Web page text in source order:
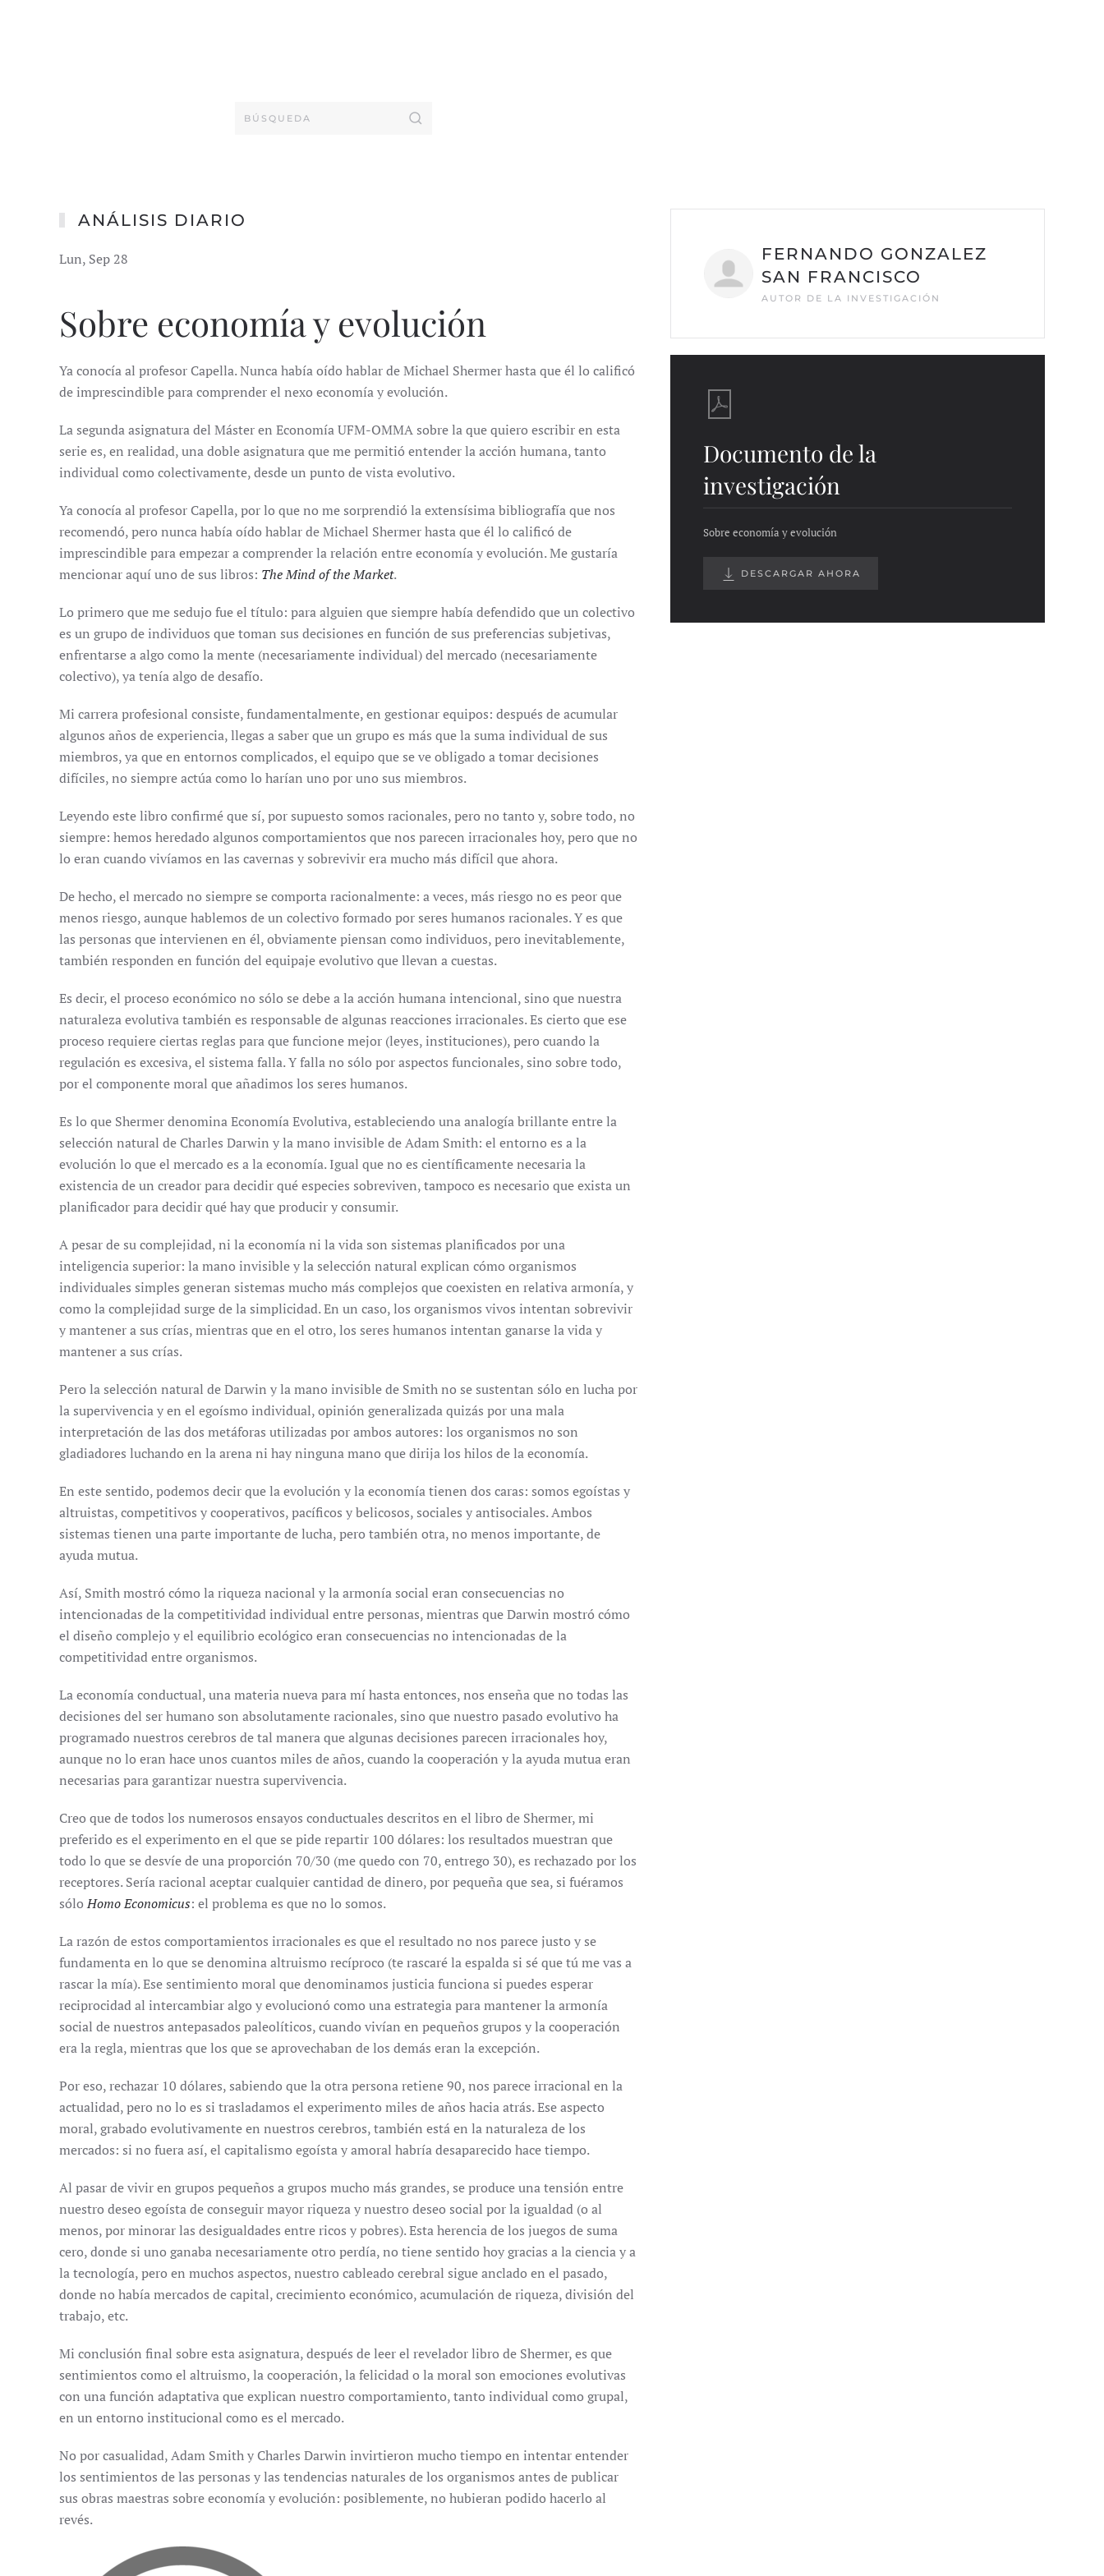
ANÁLISIS DIARIO
Lun, Sep 28
Sobre economía y evolución
Ya conocía al profesor Capella. Nunca había oído hablar de Michael Shermer hasta que él lo calificó
de imprescindible para comprender el nexo economía y evolución.
La segunda asignatura del Máster en Economía UFM-OMMA sobre la que quiero escribir en esta
serie es, en realidad, una doble asignatura que me permitió entender la acción humana, tanto
individual como colectivamente, desde un punto de vista evolutivo.
Ya conocía al profesor Capella, por lo que no me sorprendió la extensísima bibliografía que nos
recomendó, pero nunca había oído hablar de Michael Shermer hasta que él lo calificó de
imprescindible para empezar a comprender la relación entre economía y evolución. Me gustaría
mencionar aquí uno de sus libros: The Mind of the Market.
Lo primero que me sedujo fue el título: para alguien que siempre había defendido que un colectivo
es un grupo de individuos que toman sus decisiones en función de sus preferencias subjetivas,
enfrentarse a algo como la mente (necesariamente individual) del mercado (necesariamente
colectivo), ya tenía algo de desafío.
Mi carrera profesional consiste, fundamentalmente, en gestionar equipos: después de acumular
algunos años de experiencia, llegas a saber que un grupo es más que la suma individual de sus
miembros, ya que en entornos complicados, el equipo que se ve obligado a tomar decisiones
difíciles, no siempre actúa como lo harían uno por uno sus miembros.
Leyendo este libro confirmé que sí, por supuesto somos racionales, pero no tanto y, sobre todo, no
siempre: hemos heredado algunos comportamientos que nos parecen irracionales hoy, pero que no
lo eran cuando vivíamos en las cavernas y sobrevivir era mucho más difícil que ahora.
De hecho, el mercado no siempre se comporta racionalmente: a veces, más riesgo no es peor que
menos riesgo, aunque hablemos de un colectivo formado por seres humanos racionales. Y es que
las personas que intervienen en él, obviamente piensan como individuos, pero inevitablemente,
también responden en función del equipaje evolutivo que llevan a cuestas.
Es decir, el proceso económico no sólo se debe a la acción humana intencional, sino que nuestra
naturaleza evolutiva también es responsable de algunas reacciones irracionales. Es cierto que ese
proceso requiere ciertas reglas para que funcione mejor (leyes, instituciones), pero cuando la
regulación es excesiva, el sistema falla. Y falla no sólo por aspectos funcionales, sino sobre todo,
por el componente moral que añadimos los seres humanos.
Es lo que Shermer denomina Economía Evolutiva, estableciendo una analogía brillante entre la
selección natural de Charles Darwin y la mano invisible de Adam Smith: el entorno es a la
evolución lo que el mercado es a la economía. Igual que no es científicamente necesaria la
existencia de un creador para decidir qué especies sobreviven, tampoco es necesario que exista un
planificador para decidir qué hay que producir y consumir.
A pesar de su complejidad, ni la economía ni la vida son sistemas planificados por una
inteligencia superior: la mano invisible y la selección natural explican cómo organismos
individuales simples generan sistemas mucho más complejos que coexisten en relativa armonía, y
como la complejidad surge de la simplicidad. En un caso, los organismos vivos intentan sobrevivir
y mantener a sus crías, mientras que en el otro, los seres humanos intentan ganarse la vida y
mantener a sus crías.
Pero la selección natural de Darwin y la mano invisible de Smith no se sustentan sólo en lucha por
la supervivencia y en el egoísmo individual, opinión generalizada quizás por una mala
interpretación de las dos metáforas utilizadas por ambos autores: los organismos no son
gladiadores luchando en la arena ni hay ninguna mano que dirija los hilos de la economía.
En este sentido, podemos decir que la evolución y la economía tienen dos caras: somos egoístas y
altruistas, competitivos y cooperativos, pacíficos y belicosos, sociales y antisociales. Ambos
sistemas tienen una parte importante de lucha, pero también otra, no menos importante, de
ayuda mutua.
Así, Smith mostró cómo la riqueza nacional y la armonía social eran consecuencias no
intencionadas de la competitividad individual entre personas, mientras que Darwin mostró cómo
el diseño complejo y el equilibrio ecológico eran consecuencias no intencionadas de la
competitividad entre organismos.
La economía conductual, una materia nueva para mí hasta entonces, nos enseña que no todas las
decisiones del ser humano son absolutamente racionales, sino que nuestro pasado evolutivo ha
programado nuestros cerebros de tal manera que algunas decisiones parecen irracionales hoy,
aunque no lo eran hace unos cuantos miles de años, cuando la cooperación y la ayuda mutua eran
necesarias para garantizar nuestra supervivencia.
Creo que de todos los numerosos ensayos conductuales descritos en el libro de Shermer, mi
preferido es el experimento en el que se pide repartir 100 dólares: los resultados muestran que
todo lo que se desvíe de una proporción 70/30 (me quedo con 70, entrego 30), es rechazado por los
receptores. Sería racional aceptar cualquier cantidad de dinero, por pequeña que sea, si fuéramos
sóloHomo Economicus: el problema es que no lo somos.
La razón de estos comportamientos irracionales es que el resultado no nos parece justo y se
fundamenta en lo que se denomina altruismo recíproco (te rascaré la espalda si sé que tú me vas a
rascar la mía). Ese sentimiento moral que denominamos justicia funciona si puedes esperar
reciprocidad al intercambiar algo y evolucionó como una estrategia para mantener la armonía
social de nuestros antepasados paleolíticos, cuando vivían en pequeños grupos y la cooperación
era la regla, mientras que los que se aprovechaban de los demás eran la excepción.
Por eso, rechazar 10 dólares, sabiendo que la otra persona retiene 90, nos parece irracional en la
actualidad, pero no lo es si trasladamos el experimento miles de años hacia atrás. Ese aspecto
moral, grabado evolutivamente en nuestros cerebros, también está en la naturaleza de los
mercados: si no fuera así, el capitalismo egoísta y amoral habría desaparecido hace tiempo.
Al pasar de vivir en grupos pequeños a grupos mucho más grandes, se produce una tensión entre
nuestro deseo egoísta de conseguir mayor riqueza y nuestro deseo social por la igualdad (o al
menos, por minorar las desigualdades entre ricos y pobres). Esta herencia de los juegos de suma
cero, donde si uno ganaba necesariamente otro perdía, no tiene sentido hoy gracias a la ciencia y a
la tecnología, pero en muchos aspectos, nuestro cableado cerebral sigue anclado en el pasado,
donde no había mercados de capital, crecimiento económico, acumulación de riqueza, división del
trabajo, etc.
Mi conclusión final sobre esta asignatura, después de leer el revelador libro de Shermer, es que
sentimientos como el altruismo, la cooperación, la felicidad o la moral son emociones evolutivas
con una función adaptativa que explican nuestro comportamiento, tanto individual como grupal,
en un entorno institucional como es el mercado.
No por casualidad, Adam Smith y Charles Darwin invirtieron mucho tiempo en intentar entender
los sentimientos de las personas y las tendencias naturales de los organismos antes de publicar
sus obras maestras sobre economía y evolución: posiblemente, no hubieran podido hacerlo al
revés.
FERNANDO GONZALEZ
SAN FRANCISCO
AUTOR DE LA INVESTIGACIÓN
Documento de la
investigación
Sobre economía y evolución
DESCARGAR AHORA